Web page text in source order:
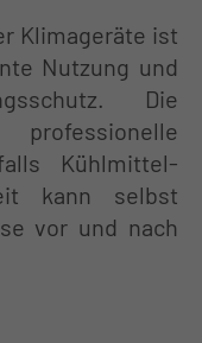
Klimageräte ist
Nutzung und
Die
Kühlmittel-
kann selbst
vor und nach